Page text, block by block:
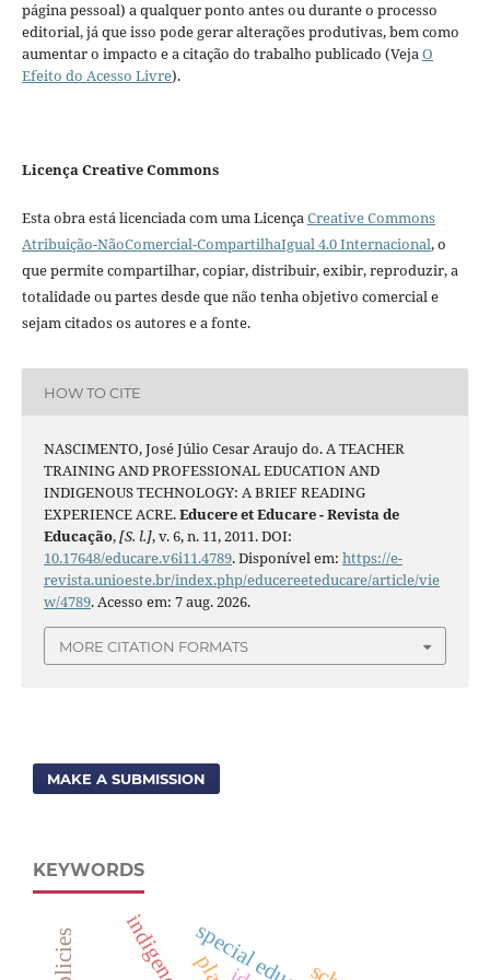
página pessoal) a qualquer ponto antes ou durante o processo
editorial, já que isso pode gerar alterações produtivas, bem como
aumentar o impacto e a citação do trabalho publicado (VejaO
Efeito do Acesso Livre).
Licença Creative Commons
Esta obra está licenciada com uma LicençaCreative Commons
Atribuição-NãoComercial-CompartilhaIgual 4.0 Internacional, o
que permite compartilhar, copiar, distribuir, exibir, reproduzir, a
totalidade ou partes desde que não tenha objetivo comercial e
sejam citados os autores e a fonte.
HOW TO CITE
NASCIMENTO, José Júlio Cesar Araujo do. A TEACHER
TRAINING AND PROFESSIONAL EDUCATION AND
INDIGENOUS TECHNOLOGY: A BRIEF READING
EXPERIENCE ACRE.Educere et Educare - Revista de
Educação,[S. l.], v. 6, n. 11, 2011. DOI:
10.17648/educare.v6i11.4789. Disponível em: https://e-
revista.unioeste.br/index.php/educereeteducare/article/vie
w/4789. Acesso em: 7 aug. 2026.
MORE CITATION FORMATS
MAKE A SUBMISSION
KEYWORDS